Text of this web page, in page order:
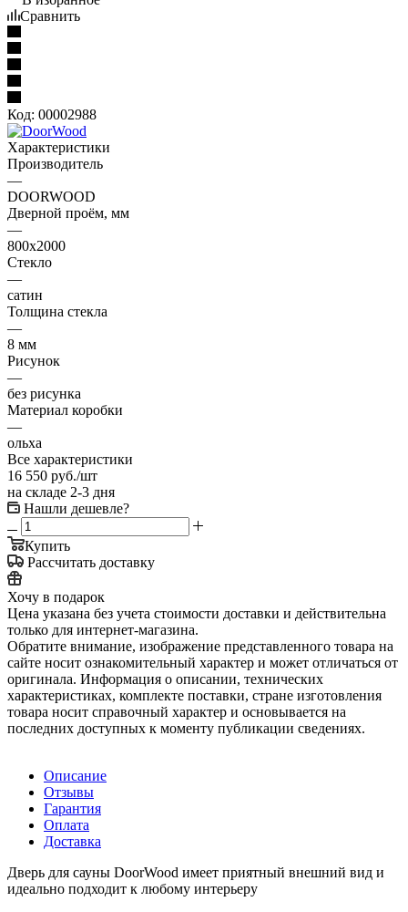
Сравнить
Код: 00002988
Характеристики
Производитель
—
DOORWOOD
Дверной проём, мм
—
800х2000
Стекло
—
сатин
Толщина стекла
—
8 мм
Рисунок
—
без рисунка
Материал коробки
—
ольха
Все характеристики
16 550 руб./шт
на складе 2-3 дня
Нашли дешевле?
Купить
Рассчитать доставку
Хочу в подарок
Цена указана без учета стоимости доставки и действительна
только для интернет-магазина.
Обратите внимание, изображение представленного товара на
сайте носит ознакомительный характер и может отличаться от
оригинала. Информация о описании, технических
характеристиках, комплекте поставки, стране изготовления
товара носит справочный характер и основывается на
последних доступных к моменту публикации сведениях.
Описание
Отзывы
Гарантия
Оплата
Доставка
Дверь для сауны DoorWood имеет приятный внешний вид и
идеально подходит к любому интерьеру